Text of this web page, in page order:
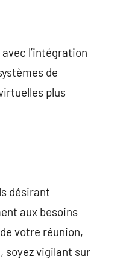
l’intégration
de
plus
désirant
aux besoins
votre réunion,
soyez vigilant sur